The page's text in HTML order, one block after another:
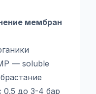
мембран
— soluble
0.5 до 3-4 бар